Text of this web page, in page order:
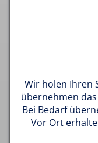
Wir holen Ihren
übernehmen
Bei Bedarf
Vor Ort